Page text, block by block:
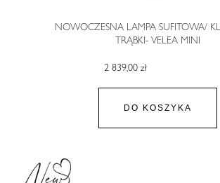
NOWOCZESNA LAMPA SUFITOWA/
TRĄBKI- VELEA MINI
2 839,00 zł
DO KOSZYKA